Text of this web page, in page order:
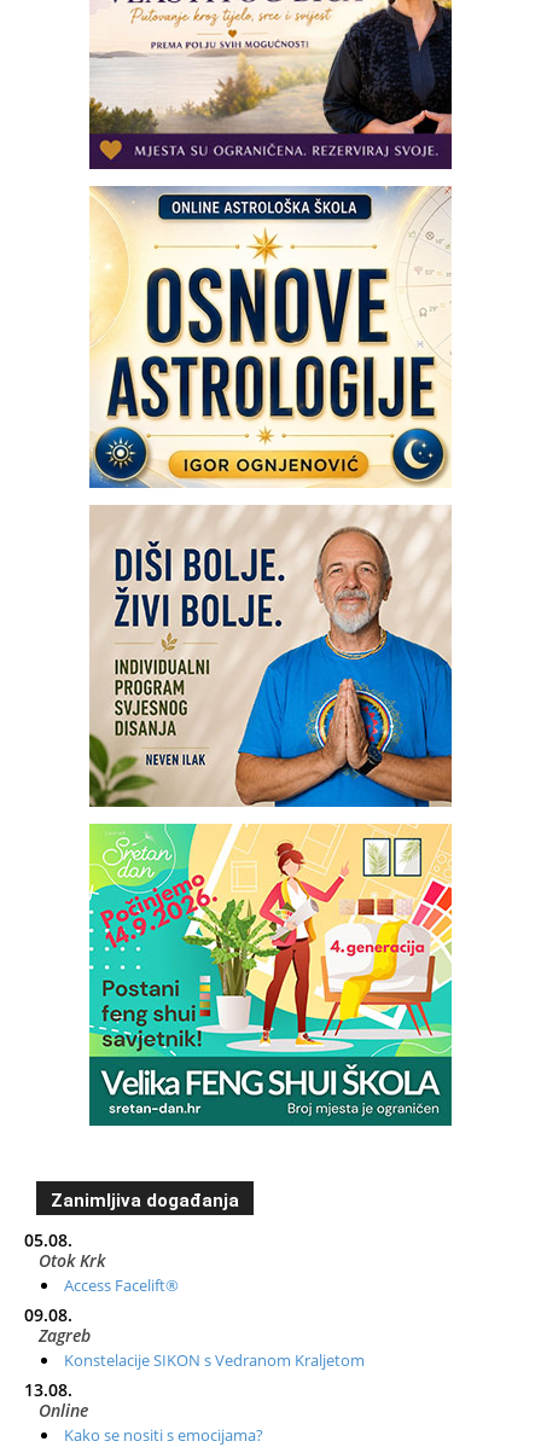
Zanimljiva događanja
05.08.
Otok Krk
Access Facelift®
09.08.
Zagreb
Konstelacije SIKON s Vedranom Kraljetom
13.08.
Online
Kako se nositi s emocijama?